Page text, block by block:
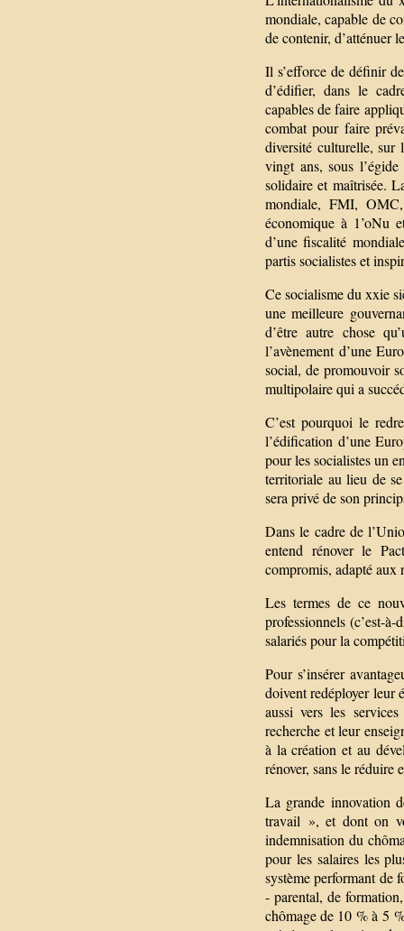
mondiale, capable de
de contenir, d’atténuer
Il s’efforce de définir
d’édifier, dans le
capables de faire
combat pour faire
diversité culturelle, sur
vingt ans, sous
solidaire et maîtrisée.
mondiale, FMI,
économique à 1’oNu
d’une fiscalité
partis socialistes et
Ce socialisme du xxie
une meilleure
d’être autre chose
l’avènement d’une
social, de promouvoir
multipolaire qui a
C’est pourquoi le
l’édification d’une
pour les socialistes un
territoriale au lieu de
sera privé de son
Dans le cadre de
entend rénover le
compromis, adapté aux
Les termes de ce
professionnels (c’est-
salariés pour la
Pour s’insérer
doivent redéployer leur
aussi vers les
recherche et leur
à la création et au
rénover, sans le réduire
La grande innovation
travail », et dont on
indemnisation du
pour les salaires les
système performant de
- parental, de
chômage de 10 % à 5